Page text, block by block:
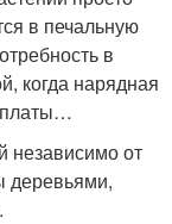
в печальную
в
когда нарядная
независимо от
деревьями,